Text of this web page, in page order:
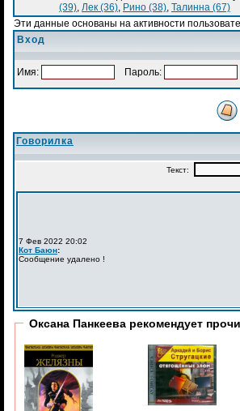
(39) Лек (36) Рино (38) Талинна (67)
Эти данные основаны на активности
Вход
Имя: Пароль:
Говорилка
Оксана Панкеева рекомендует